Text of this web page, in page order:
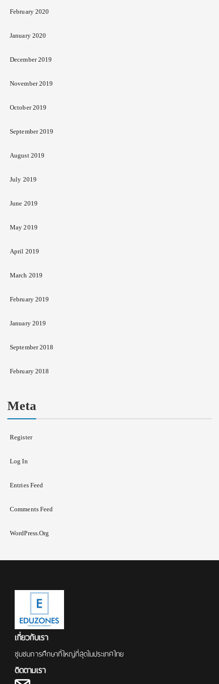
February 2020
January 2020
December 2019
November 2019
October 2019
September 2019
August 2019
July 2019
June 2019
May 2019
April 2019
March 2019
February 2019
January 2019
September 2018
February 2018
Meta
Register
Log In
Entries Feed
Comments Feed
WordPress.org
เกี่ยวกับเรา
ชุมชนการศึกษาที่ใหญ่ที่สุดในประเทศไทย
ติดตามเรา